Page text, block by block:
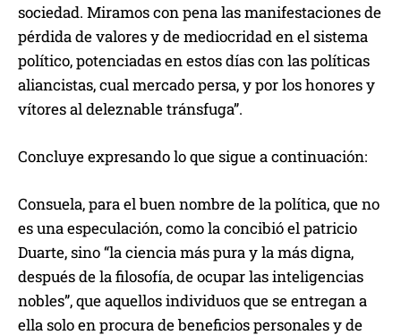
sociedad. Miramos con pena las manifestaciones de
pérdida de valores y de mediocridad en el sistema
político, potenciadas en estos días con las políticas
aliancistas, cual mercado persa, y por los honores y
vítores al deleznable tránsfuga”.
Concluye expresando lo que sigue a continuación:
Consuela, para el buen nombre de la política, que no
es una especulación, como la concibió el patricio
Duarte, sino “la ciencia más pura y la más digna,
después de la filosofía, de ocupar las inteligencias
nobles”, que aquellos individuos que se entregan a
ella solo en procura de beneficios personales y de